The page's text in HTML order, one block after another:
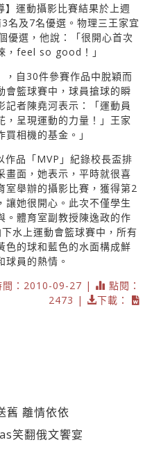
】運動攝影比賽結果於上週
名及7名優選。物理三王家宜
優選，他說：「很開心首次
，feel so good！」
，自30件參賽作品中脫穎而
會籃球賽中，球員搶球的瞬
記者陳堯河表示：「運動員
，呈現運動的力量！」王家
相機的基金。」
作品「MVP」紀錄校長盃排
畫面，她表示，平時就很喜
室舉辦的攝影比賽，獲得第2
讓她很開心。此次不僅學生
。體育室副教授陳逸政的作
水上運動會籃球賽中，所有
色的球和藍色的水面構成鮮
球員的熱情。
間：2010-09-27 |
點閱：
2473 |
下載：
舊 離情依依
笑翻俄文饗宴